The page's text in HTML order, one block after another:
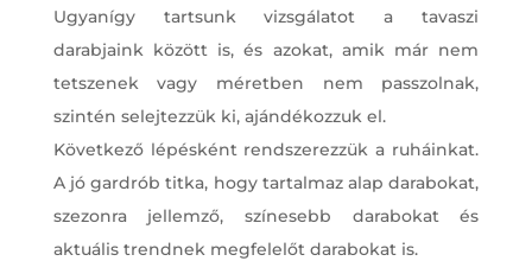
Ugyanígy tartsunk vizsgálatot a tavaszi
darabjaink között is, és azokat, amik már nem
tetszenek vagy méretben nem passzolnak,
szintén selejtezzük ki, ajándékozzuk el.
Következő lépésként rendszerezzük a ruháinkat.
A jó gardrób titka, hogy tartalmaz alap darabokat,
szezonra jellemző, színesebb darabokat és
aktuális trendnek megfelelőt darabokat is.